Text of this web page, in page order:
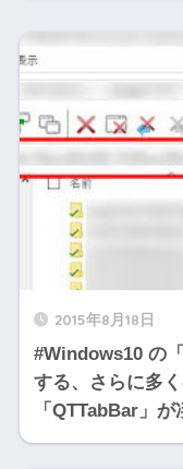
2015年8月18日
#Windows10 の
する、さらに多
「QTTabBar」が